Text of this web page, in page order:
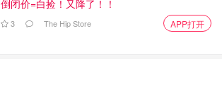
倒闭价=白捡！又降了！！
3 The Hip Store APP打开